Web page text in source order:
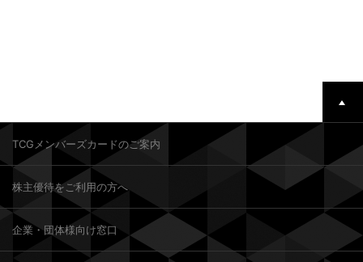
TCGメンバーズカードのご案内
株主優待をご利用の方へ
企業・団体様向け窓口